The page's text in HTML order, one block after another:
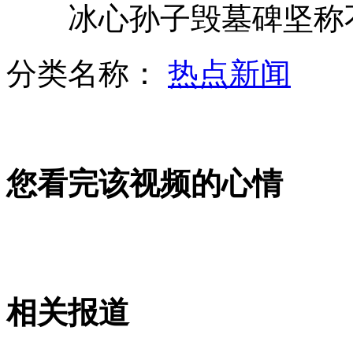
南京30所小学将开橄榄球课家长反对
浙江宁波拦截1127吨日本辐射货物
冰心孙子毁墓碑坚称
分类名称： 热点新闻
您看完该视频的心情
相关报道